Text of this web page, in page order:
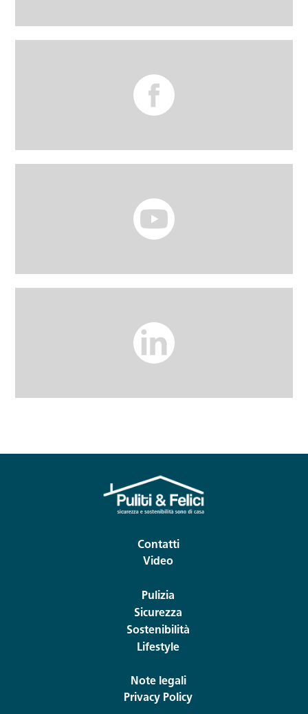
Contatti
Video
Pulizia
Sicurezza
Sostenibilità
Lifestyle
Note legali
Privacy Policy